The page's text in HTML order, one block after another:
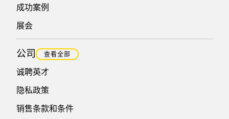
成功案例
展会
公司 查看全部
诚聘英才
隐私政策
销售条款和条件